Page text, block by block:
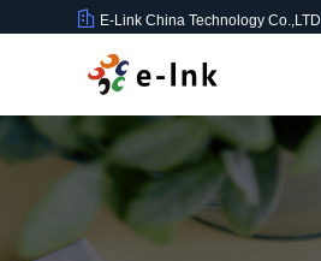
E-Link China Technology Co.,LTD